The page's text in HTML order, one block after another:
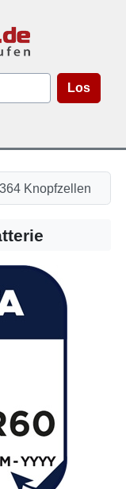
Los
364 Knopfzellen